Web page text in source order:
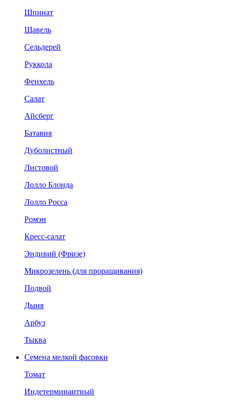
Шпинат
Щавель
Сельдерей
Руккола
Фенхель
Салат
Айсберг
Батавия
Дуболистный
Листовой
Лолло Блонда
Лолло Росса
Ромэн
Кресс-салат
Эндивий (Фризе)
Микрозелень (для проращивания)
Подвой
Дыня
Арбуз
Тыква
Семена мелкой фасовки
Томат
Индетерминантный